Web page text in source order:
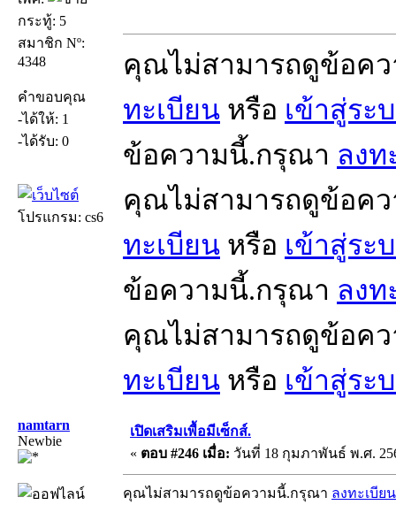
กระทู้: 5
สมาชิก Nº:
4348
คำขอบคุณ
-ได้ให้: 1
-ได้รับ: 0
โปรแกรม: cs6
คุณไม่สามารถดูข้อค
ทะเบียน หรือ เข้าสู่ระ
ข้อความนี้.กรุณา ลงท
คุณไม่สามารถดูข้อค
ทะเบียน หรือ เข้าสู่ระ
ข้อความนี้.กรุณา ลงท
คุณไม่สามารถดูข้อค
ทะเบียน หรือ เข้าสู่ระ
namtarn
Newbie
เปิดเสริมเพื้อมีเซ็กส์.
« ตอบ #246 เมื่อ: วันที่ 18 กุมภาพันธ์ พ.ศ.
คุณไม่สามารถดูข้อความนี้.กรุณา ลงทะเบียน